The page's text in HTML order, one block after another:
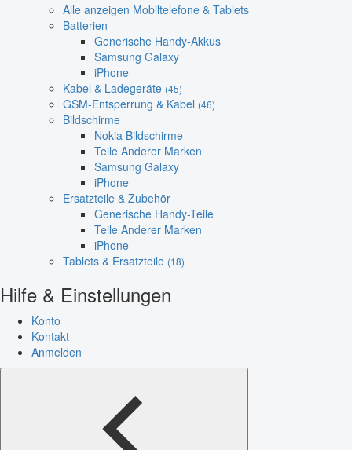
Alle anzeigen Mobiltelefone & Tablets
Batterien
Generische Handy-Akkus
Samsung Galaxy
iPhone
Kabel & Ladegeräte (45)
GSM-Entsperrung & Kabel (46)
Bildschirme
Nokia Bildschirme
Teile Anderer Marken
Samsung Galaxy
iPhone
Ersatzteile & Zubehör
Generische Handy-Teile
Teile Anderer Marken
iPhone
Tablets & Ersatzteile (18)
Hilfe & Einstellungen
Konto
Kontakt
Anmelden